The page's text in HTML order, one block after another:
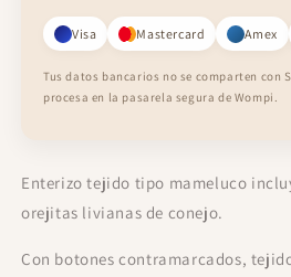
Visa Mastercard Amex
Tus datos bancarios no se comparten con
procesa en la pasarela segura de Wompi.
Enterizo tejido tipo mameluco
orejitas livianas de conejo.
Con botones contramarcados,